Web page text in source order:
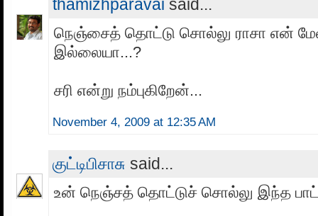
thamizhparavai said...
நெஞ்சைத் தொட்டு சொல்லு ராசா என்
இல்லையா...?
சரி என்று நம்புகிறேன்...
November 4, 2009 at 12:35 AM
குட்டிபிசாசு said...
உன் நெஞ்சத் தொட்டுச் சொல்லு இந்த